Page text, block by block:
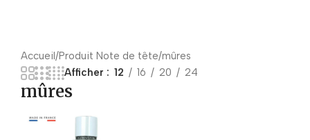
Accueil Produit Note de tête mûres
Afficher
12 16 20 24
mûres